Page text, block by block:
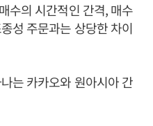
수의 시간적인 간격, 매수
성 주문과는 상당한 차이
는 카카오와 원아시아 간